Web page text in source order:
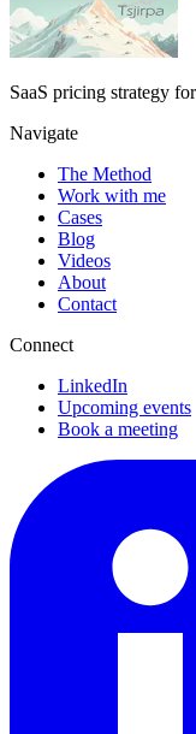
SaaS pricing strategy
Navigate
The Method
Work with me
Cases
Blog
Videos
About
Contact
Connect
LinkedIn
Upcoming events
Book a meeting